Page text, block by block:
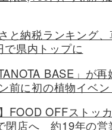
と納税ランキング
で県内トップに
BASE」が再
前に初の植物イベ
】FOOD OFFストッ
閉店へ 約19年の営